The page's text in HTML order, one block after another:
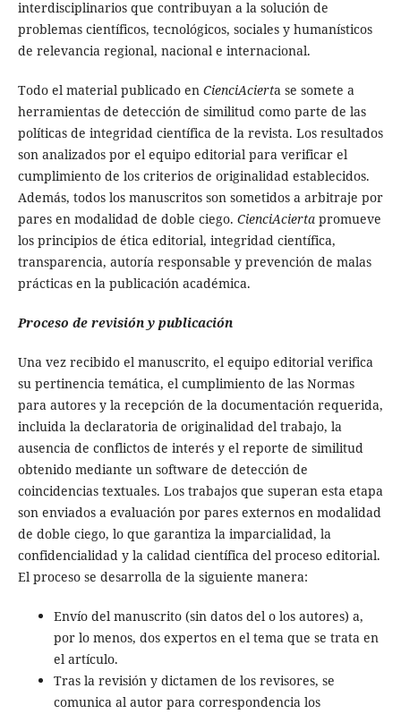
interdisciplinarios que contribuyan a la solución de
problemas científicos, tecnológicos, sociales y humanísticos
de relevancia regional, nacional e internacional.
Todo el material publicado en CienciAcierta se somete a
herramientas de detección de similitud como parte de las
políticas de integridad científica de la revista. Los resultados
son analizados por el equipo editorial para verificar el
cumplimiento de los criterios de originalidad establecidos.
Además, todos los manuscritos son sometidos a arbitraje por
pares en modalidad de doble ciego. CienciAciertapromueve
los principios de ética editorial, integridad científica,
transparencia, autoría responsable y prevención de malas
prácticas en la publicación académica.
Proceso de revisión y publicación
Una vez recibido el manuscrito, el equipo editorial verifica
su pertinencia temática, el cumplimiento de las Normas
para autores y la recepción de la documentación requerida,
incluida la declaratoria de originalidad del trabajo, la
ausencia de conflictos de interés y el reporte de similitud
obtenido mediante un software de detección de
coincidencias textuales. Los trabajos que superan esta etapa
son enviados a evaluación por pares externos en modalidad
de doble ciego, lo que garantiza la imparcialidad, la
confidencialidad y la calidad científica del proceso editorial.
El proceso se desarrolla de la siguiente manera:
Envío del manuscrito (sin datos del o los autores) a,
por lo menos, dos expertos en el tema que se trata en
el artículo.
Tras la revisión y dictamen de los revisores, se
comunica al autor para correspondencia los